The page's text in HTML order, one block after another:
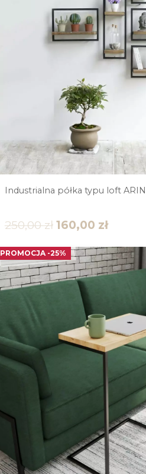
Industrialna półka typu loft
250,00zł 160,00 zł
PROMOCJA -25%